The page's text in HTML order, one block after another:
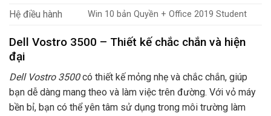
Hệ điều hành
Win 10 bản Quyền + Office 2019 Student
Dell Vostro 3500 – Thiết kế chắc chắn và hiện
đại
Dell Vostro 3500có thiết kế mỏng nhẹ và chắc chắn, giúp
bạn dễ dàng mang theo và làm việc trên đường. Với vỏ máy
bền bỉ, bạn có thể yên tâm sử dụng trong môi trường làm